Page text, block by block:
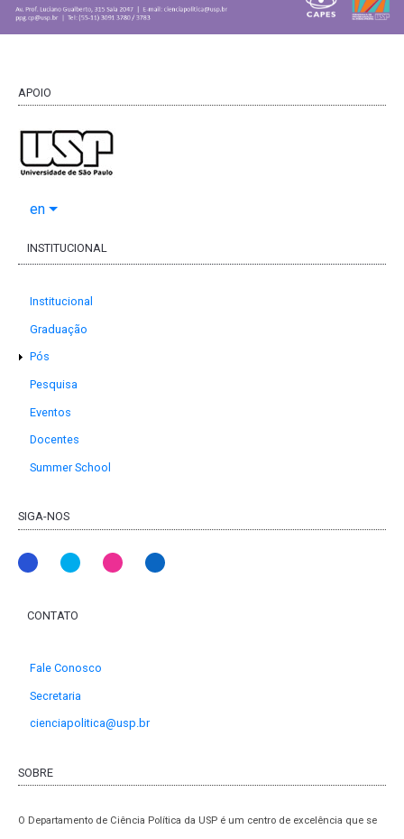
APOIO
en
INSTITUCIONAL
Institucional
Graduação
Pós
Pesquisa
Eventos
Docentes
Summer School
SIGA-NOS
CONTATO
Fale Conosco
Secretaria
cienciapolitica@usp.br
SOBRE
O Departamento de Ciência Política da USP é um centro de excelência que se